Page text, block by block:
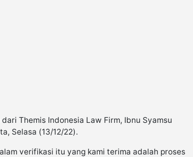
Themis Indonesia Law Firm, Ibnu Syamsu
Selasa (13/12/22).
verifikasi itu yang kami terima adalah proses